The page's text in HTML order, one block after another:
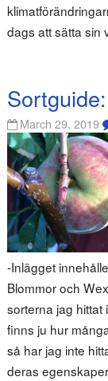
dags att sätta sin
March 29, 2019
-Inlägget
Blommor och
sorterna jag hittat
finns ju hur
så har jag inte
deras